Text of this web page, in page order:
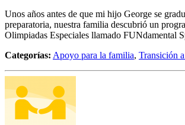
Unos años antes de que mi hijo George se
preparatoria, nuestra familia descubrió un
Olimpiadas Especiales llamado FUNdamental
Categorías: Apoyo para la familia, Transición